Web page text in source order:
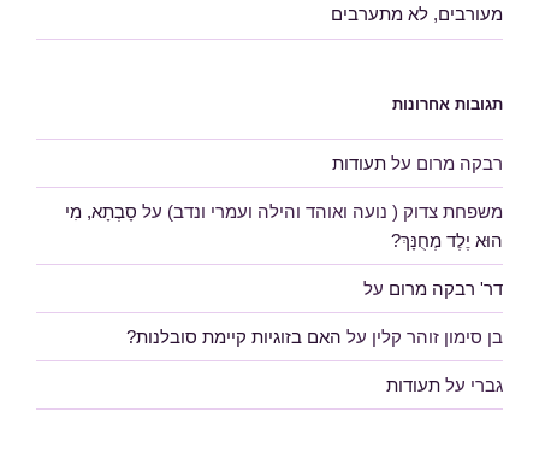
מעורבים, לא מתערבים
תגובות אחרונות
רבקה מרום על תעודות
משפחת צדוק ( נועה ואוהד והילה ועמרי ונדב) על סָבְתָא, מִי
הוּא יֶלֶד מְחֻנָּךְ?
דר' רבקה מרום על
בן סימון זוהר קלין על האם בזוגיות קיימת סובלנות?
גברי על תעודות